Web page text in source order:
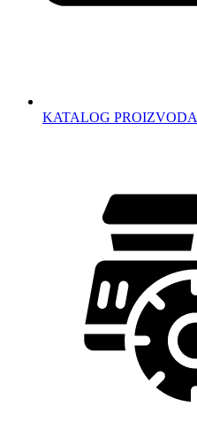
KATALOG PROIZVODA